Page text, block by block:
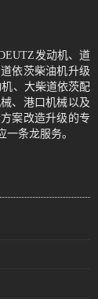
发动机、道
依茨柴油机升级
、大柴道依茨配
、港口机械以及
案改造升级的专
条龙服务。